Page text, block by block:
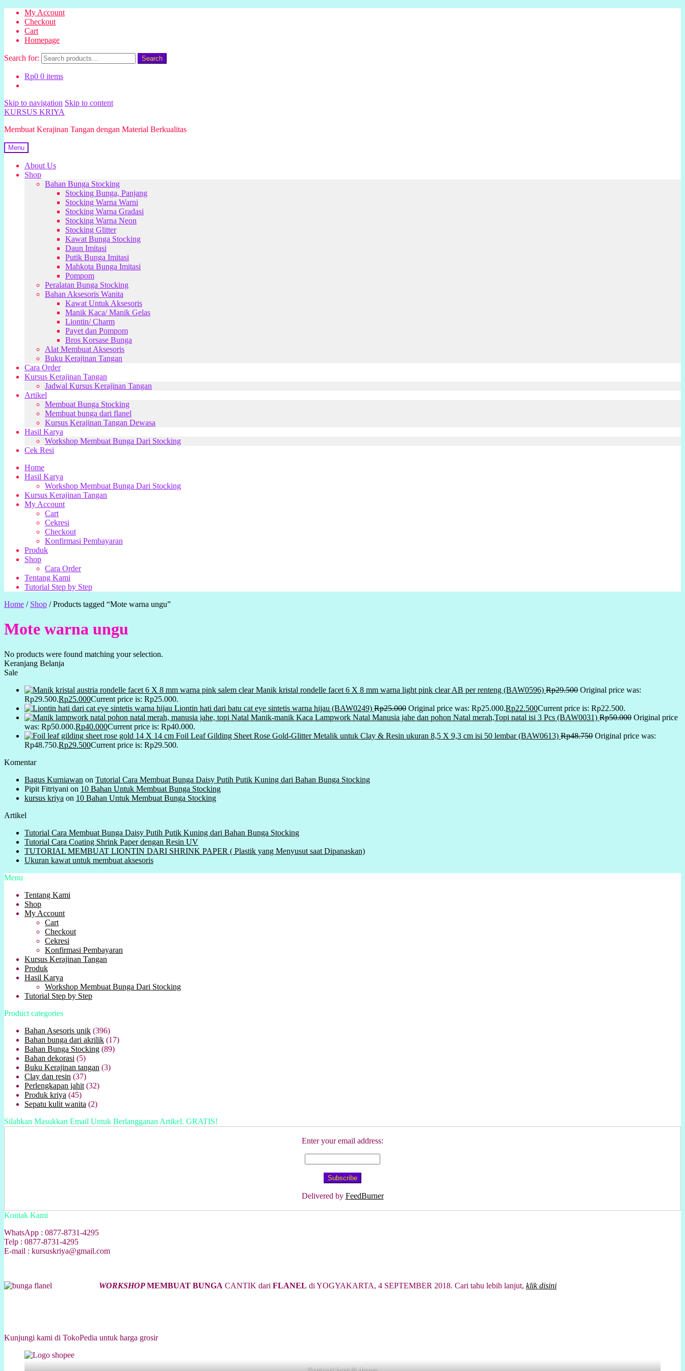
My Account
Checkout
Cart
Homepage
Search for: Search
Rp0 0 items
Skip to navigation Skip to content
KURSUS KRIYA
Membuat Kerajinan Tangan dengan Material Berkualitas
Menu
About Us
Shop
Bahan Bunga Stocking
Stocking Bunga, Panjang
Stocking Warna Warni
Stocking Warna Gradasi
Stocking Warna Neon
Stocking Glitter
Kawat Bunga Stocking
Daun Imitasi
Putik Bunga Imitasi
Mahkota Bunga Imitasi
Pompom
Peralatan Bunga Stocking
Bahan Aksesoris Wanita
Kawat Untuk Aksesoris
Manik Kaca/ Manik Gelas
Liontin/ Charm
Payet dan Pompom
Bros Korsase Bunga
Alat Membuat Aksesoris
Buku Kerajinan Tangan
Cara Order
Kursus Kerajinan Tangan
Jadwal Kursus Kerajinan Tangan
Artikel
Membuat Bunga Stocking
Membuat bunga dari flanel
Kursus Kerajinan Tangan Dewasa
Hasil Karya
Workshop Membuat Bunga Dari Stocking
Cek Resi
Home
Hasil Karya
Workshop Membuat Bunga Dari Stocking
Kursus Kerajinan Tangan
My Account
Cart
Cekresi
Checkout
Konfirmasi Pembayaran
Produk
Shop
Cara Order
Tentang Kami
Tutorial Step by Step
Home / Shop /Products tagged “Mote warna ungu”
Mote warna ungu
No products were found matching your selection.
Keranjang Belanja
Sale
Manik kristal rondelle facet 6 X 8 mm warna light pink clear AB per renteng (BAW0596) Rp29.500 Original price was:
Rp29.500.Rp25.000Current price is: Rp25.000.
Liontin hati dari batu cat eye sintetis warna hijau (BAW0249) Rp25.000 Original price was: Rp25.000.Rp22.500Current price is: Rp22.500.
Manik-manik Kaca Lampwork Natal Manusia jahe dan pohon Natal merah,Topi natal isi 3 Pcs (BAW0031) Rp50.000 Original price
was: Rp50.000.Rp40.000Current price is: Rp40.000.
Foil Leaf Gilding Sheet Rose Gold-Glitter Metalik untuk Clay & Resin ukuran 8,5 X 9,3 cm isi 50 lembar (BAW0613) Rp48.750 Original price was:
Rp48.750.Rp29.500Current price is: Rp29.500.
Komentar
Bagus Kurniawan on Tutorial Cara Membuat Bunga Daisy Putih Putik Kuning dari Bahan Bunga Stocking
Pipit Fitriyani on 10 Bahan Untuk Membuat Bunga Stocking
kursus kriya on 10 Bahan Untuk Membuat Bunga Stocking
Artikel
Tutorial Cara Membuat Bunga Daisy Putih Putik Kuning dari Bahan Bunga Stocking
Tutorial Cara Coating Shrink Paper dengan Resin UV
TUTORIAL MEMBUAT LIONTIN DARI SHRINK PAPER ( Plastik yang Menyusut saat Dipanaskan)
Ukuran kawat untuk membuat aksesoris
Menu
Tentang Kami
Shop
My Account
Cart
Checkout
Cekresi
Konfirmasi Pembayaran
Kursus Kerajinan Tangan
Produk
Hasil Karya
Workshop Membuat Bunga Dari Stocking
Tutorial Step by Step
Product categories
Bahan Asesoris unik (396)
Bahan bunga dari akrilik (17)
Bahan Bunga Stocking (89)
Bahan dekorasi (5)
Buku Kerajinan tangan (3)
Clay dan resin (37)
Perlengkapan jahit (32)
Produk kriya (45)
Sepatu kulit wanita (2)
Silahkan Masukkan Email Untuk Berlangganan Artikel. GRATIS!
Enter your email address:
Delivered by FeedBurner
Kontak Kami
WhatsApp : 0877-8731-4295
Telp : 0877-8731-4295
E-mail : kursuskriya@gmail.com
WORKSHOPMEMBUAT BUNGA CANTIK dari FLANEL di YOGYAKARTA, 4 SEPTEMBER 2018. Cari tahu lebih lanjut, klik disini
Kunjungi kami di TokoPedia untuk harga grosir